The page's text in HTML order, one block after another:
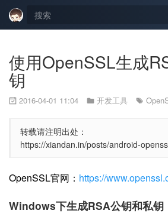
使用OpenSSL生成
钥
2016-04-01 11:04 开发工具
转载请注明出处：
https://xiandan.in/posts/android-
OpenSSL官网： https://
Windows下生成RSA公钥和私钥